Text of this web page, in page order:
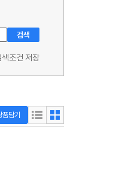
검색
색조건 저장